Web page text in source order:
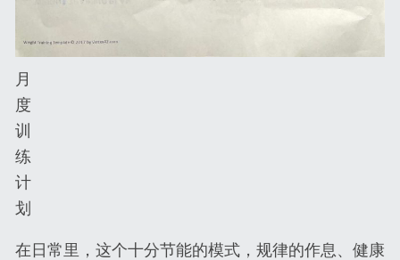
月
度
训
练
计
划
在日常里，这个十分节能的模式，规律的作息、健康